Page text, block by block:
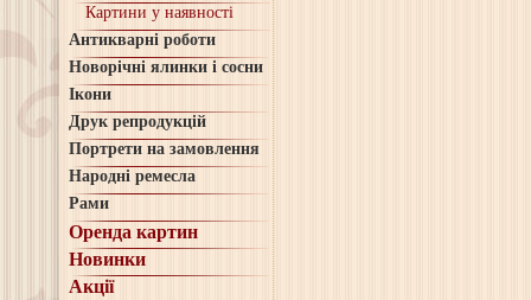
Картини у наявності
Антикварні роботи
Новорічні ялинки і сосни
Ікони
Друк репродукцій
Портрети на замовлення
Народні ремесла
Рами
Оренда картин
Новинки
Акції